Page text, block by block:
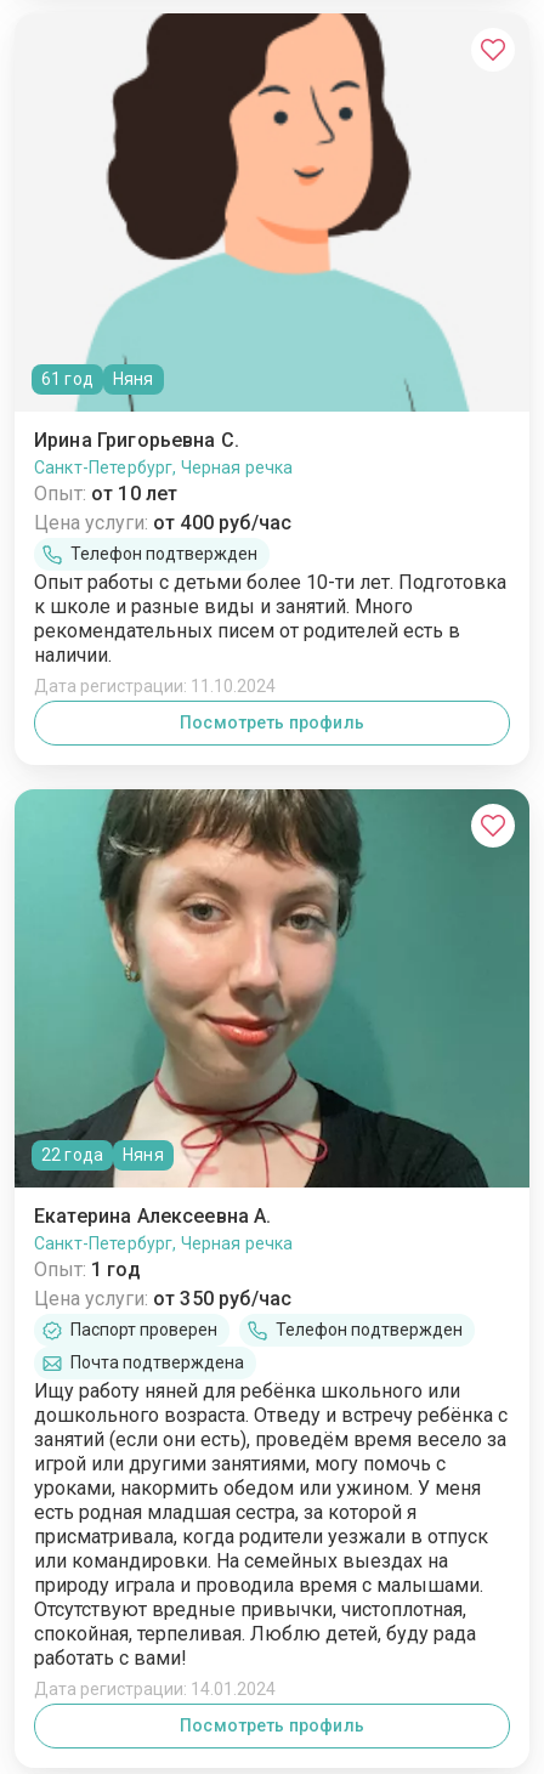
61 год Няня
Ирина Григорьевна С.
Санкт-Петербург, Черная речка
Опыт: от 10 лет
Цена услуги: от 400 руб/час
Телефон подтвержден
Опыт работы с детьми более 10-ти лет. Подготовка
к школе и разные виды и занятий. Много
рекомендательных писем от родителей есть в
наличии.
Дата регистрации: 11.10.2024
Посмотреть профиль
22 года Няня
Екатерина Алексеевна А.
Санкт-Петербург, Черная речка
Опыт: 1 год
Цена услуги: от 350 руб/час
Паспорт проверен
Телефон подтвержден
Почта подтверждена
Ищу работу няней для ребёнка школьного или
дошкольного возраста. Отведу и встречу ребёнка с
занятий (если они есть), проведём время весело за
игрой или другими занятиями, могу помочь с
уроками, накормить обедом или ужином. У меня
есть родная младшая сестра, за которой я
присматривала, когда родители уезжали в отпуск
или командировки. На семейных выездах на
природу играла и проводила время с малышами.
Отсутствуют вредные привычки, чистоплотная,
спокойная, терпеливая. Люблю детей, буду рада
работать с вами!
Дата регистрации: 14.01.2024
Посмотреть профиль